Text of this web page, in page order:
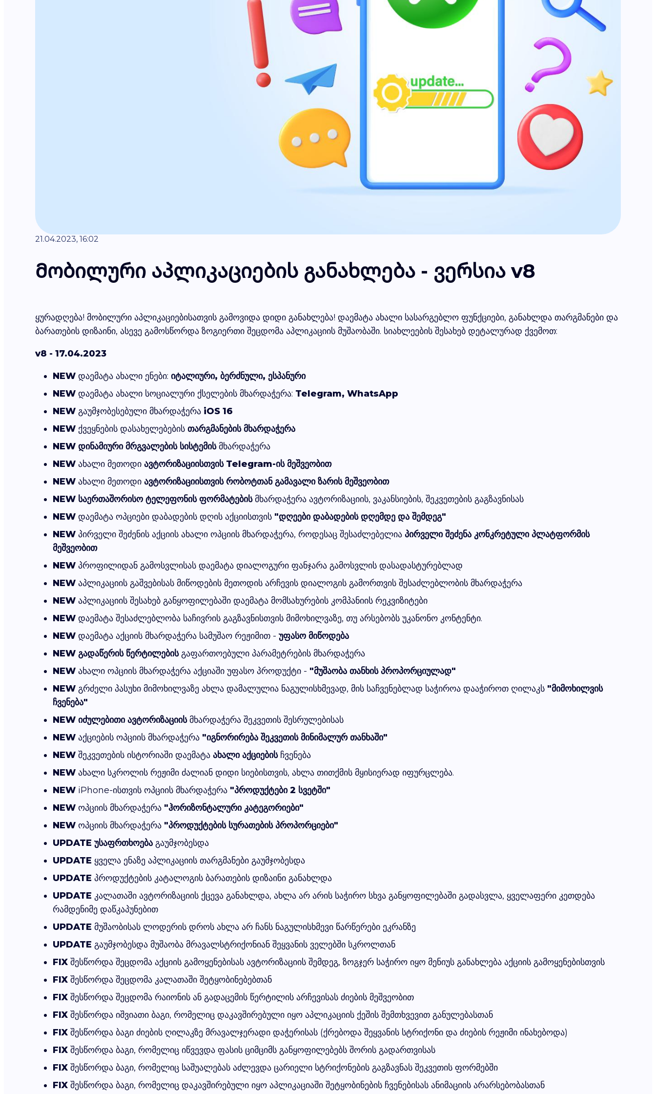
21.04.2023, 16:02
Მობილური აპლიკაციების განახლება - ვერსია v8
ყურადღება! მობილური აპლიკაციებისათვის გამოვიდა დიდი განახლება! დაემატა ახალი სასარგებლო ფუნქციები, განახლდა თარგმანები და
ბარათების დიზაინი, ასევე გამოსწორდა ზოგიერთი შეცდომა აპლიკაციის მუშაობაში. სიახლეების შესახებ დეტალურად ქვემოთ:
v8 - 17.04.2023
NEW დაემატა ახალი ენები: იტალიური, ბერძნული, ესპანური
NEW დაემატა ახალი სოციალური ქსელების მხარდაჭერა: Telegram, WhatsApp
NEW გაუმჯობესებული მხარდაჭერა iOS 16
NEW ქვეყნების დასახელებების თარგმანების მხარდაჭერა
NEW დინამიური მრგვალების სისტემისმხარდაჭერა
NEW ახალი მეთოდი ავტორიზაციისთვის Telegram-ის მეშვეობით
NEW ახალი მეთოდი ავტორიზაციისთვის რობოტთან გამავალი ზარის მეშვეობით
NEW საერთაშორისო ტელეფონის ფორმატებისმხარდაჭერა ავტორიზაციის, ვაკანსიების, შეკვეთების გაგზავნისას
NEW დაემატა ოპციები დაბადების დღის აქციისთვის "დღეები დაბადების დღემდე და შემდეგ"
NEW პირველი შეძენის აქციის ახალი ოპციის მხარდაჭერა, როდესაც შესაძლებელია პირველი შეძენა კონკრეტული პლატფორმის
მეშვეობით
NEW პროფილიდან გამოსვლისას დაემატა დიალოგური ფანჯარა გამოსვლის დასადასტურებლად
NEW აპლიკაციის გაშვებისას მიწოდების მეთოდის არჩევის დიალოგის გამორთვის შესაძლებლობის მხარდაჭერა
NEW აპლიკაციის შესახებ განყოფილებაში დაემატა მომსახურების კომპანიის რეკვიზიტები
NEW დაემატა შესაძლებლობა საჩივრის გაგზავნისთვის მიმოხილვაზე, თუ არსებობს უკანონო კონტენტი.
NEW დაემატა აქციის მხარდაჭერა სამუშაო რეჟიმით - უფასო მიწოდება
NEW გადაწერის წერტილებისგაფართოებული პარამეტრების მხარდაჭერა
NEW ახალი ოპციის მხარდაჭერა აქციაში უფასო პროდუქტი - "მუშაობა თანხის პროპორციულად"
NEW გრძელი პასუხი მიმოხილვაზე ახლა დამალულია ნაგულისხმევად, მის საჩვენებლად საჭიროა დააჭიროთ ღილაკს "მიმოხილვის
ჩვენება"
NEW იძულებითი ავტორიზაციისმხარდაჭერა შეკვეთის შესრულებისას
NEW აქციების ოპციის მხარდაჭერა "იგნორირება შეკვეთის მინიმალურ თანხაში"
NEW შეკვეთების ისტორიაში დაემატა ახალი აქციებისჩვენება
NEW ახალი სკროლის რეჟიმი ძალიან დიდი სიებისთვის, ახლა თითქმის მყისიერად იფურცლება.
NEW iPhone-ისთვის ოპციის მხარდაჭერა "პროდუქტები 2 სვეტში"
NEW ოპციის მხარდაჭერა "ჰორიზონტალური კატეგორიები"
NEW ოპციის მხარდაჭერა "პროდუქტების სურათების პროპორციები"
UPDATE უსაფრთხოება გაუმჯობესდა
UPDATE ყველა ენაზე აპლიკაციის თარგმანები გაუმჯობესდა
UPDATE პროდუქტების კატალოგის ბარათების დიზაინი განახლდა
UPDATE კალათაში ავტორიზაციის ქცევა განახლდა, ახლა არ არის საჭირო სხვა განყოფილებაში გადასვლა, ყველაფერი კეთდება
რამდენიმე დაწკაპუნებით
UPDATE მუშაობისას ლოდერის დროს ახლა არ ჩანს ნაგულისხმევი წარწერები ეკრანზე
UPDATE გაუმჯობესდა მუშაობა მრავალსტრიქონიან შეყვანის ველებში სკროლთან
FIX შესწორდა შეცდომა აქციის გამოყენებისას ავტორიზაციის შემდეგ, ზოგჯერ საჭირო იყო მენიუს განახლება აქციის გამოყენებისთვის
FIX შესწორდა შეცდომა კალათაში შეტყობინებებთან
FIX შესწორდა შეცდომა რაიონის ან გადაცემის წერტილის არჩევისას ძიების მეშვეობით
FIX შესწორდა იშვიათი ბაგი, რომელიც დაკავშირებული იყო აპლიკაციის ქეშის შემთხვევით განულებასთან
FIX შესწორდა ბაგი ძიების ღილაკზე მრავალჯერადი დაჭერისას (ქრებოდა შეყვანის სტრიქონი და ძიების რეჟიმი ინახებოდა)
FIX შესწორდა ბაგი, რომელიც იწვევდა ფასის ციმციმს განყოფილებებს შორის გადართვისას
FIX შესწორდა ბაგი, რომელიც საშუალებას აძლევდა ცარიელი სტრიქონების გაგზავნას შეკვეთის ფორმებში
FIX შესწორდა ბაგი, რომელიც დაკავშირებული იყო აპლიკაციაში შეტყობინების ჩვენებისას ანიმაციის არარსებობასთან